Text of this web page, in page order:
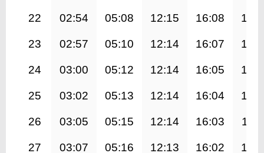
22 02:54 05:08 12:15 16:08
23 02:57 05:10 12:14 16:07
24 03:00 05:12 12:14 16:05
25 03:02 05:13 12:14 16:04
26 03:05 05:15 12:14 16:03
27 03:07 05:16 12:13 16:02